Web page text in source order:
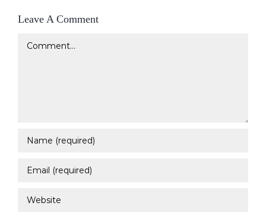
Leave A Comment
Comment